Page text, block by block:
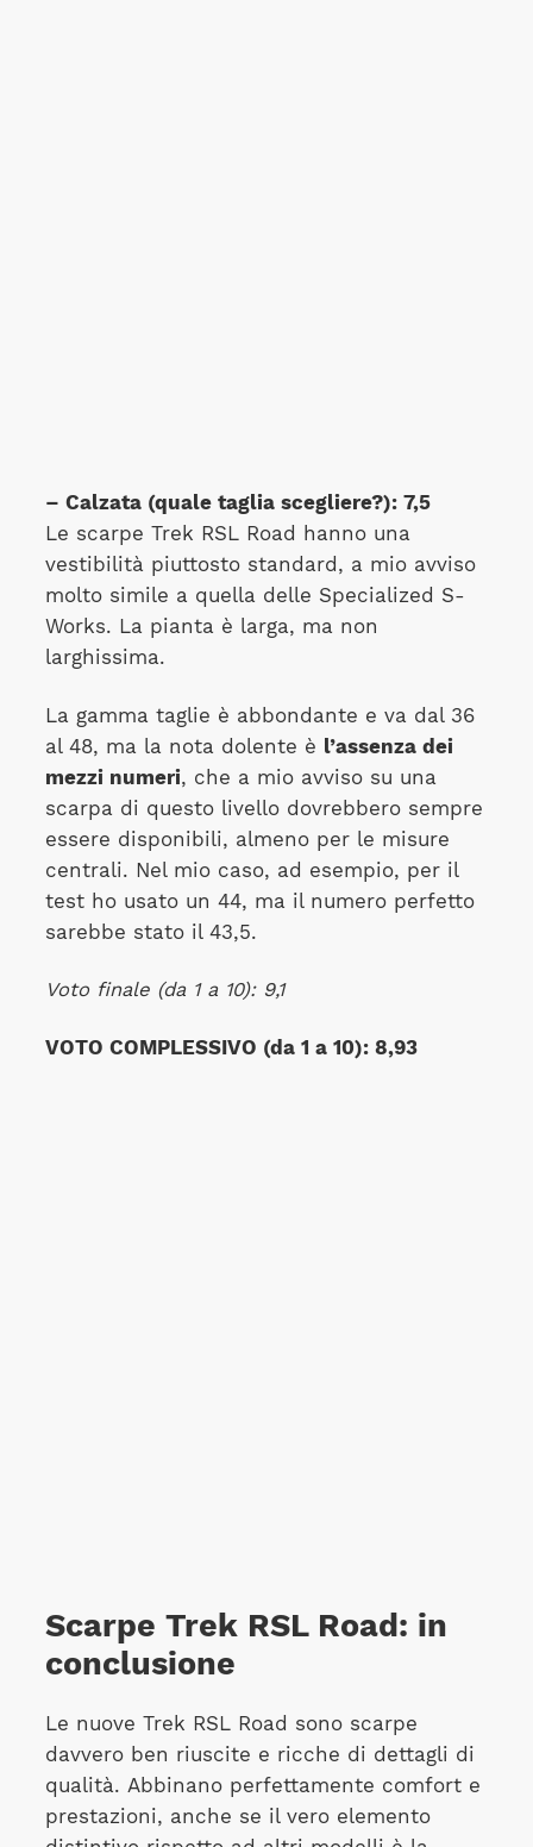
– Calzata (quale taglia scegliere?): 7,5
Le scarpe Trek RSL Road hanno una
vestibilità piuttosto standard, a mio avviso
molto simile a quella delle Specialized S-
Works. La pianta è larga, ma non
larghissima.
La gamma taglie è abbondante e va dal 36
al 48, ma la nota dolente è l’assenza dei
mezzi numeri, che a mio avviso su una
scarpa di questo livello dovrebbero sempre
essere disponibili, almeno per le misure
centrali. Nel mio caso, ad esempio, per il
test ho usato un 44, ma il numero perfetto
sarebbe stato il 43,5.
Voto finale (da 1 a 10): 9,1
VOTO COMPLESSIVO (da 1 a 10): 8,93
Scarpe Trek RSL Road: in
conclusione
Le nuove Trek RSL Road sono scarpe
davvero ben riuscite e ricche di dettagli di
qualità. Abbinano perfettamente comfort e
prestazioni, anche se il vero elemento